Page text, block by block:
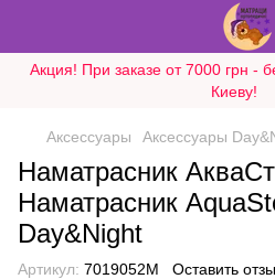
Акция! При заказе от 7000 грн -
Киеву!
Аксессуары Аксессуары
Наматрасник
Наматрасник
Day&Night
Артикул: 7019052M Оставить